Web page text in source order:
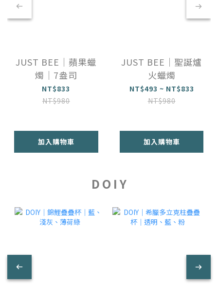
JUST BEE｜蘋果蠟
燭｜7盎司
NT$833
NT$980
加入購物車
JUST BEE｜聖誕爐
火蠟燭
NT$493 ~ NT$833
NT$980
加入購物車
D O I Y